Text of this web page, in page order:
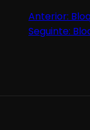
de
Anterior:
Seguinte: